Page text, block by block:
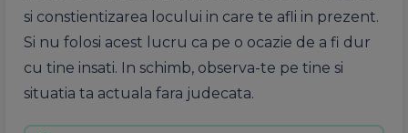
si constientizarea locului in care te afli in prezent.
Si nu folosi acest lucru ca pe o ocazie de a fi dur
cu tine insati. In schimb, observa-te pe tine si
situatia ta actuala fara judecata.